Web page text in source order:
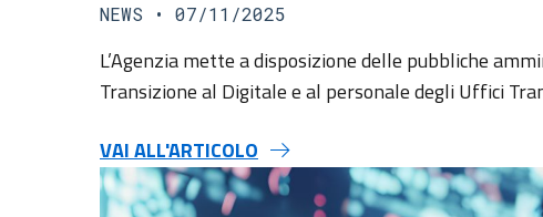
NEWS • 07/11/2025
L’Agenzia mette a disposizione delle pubbliche
Transizione al Digitale e al personale degli Uffici
VAI ALL'ARTICOLO